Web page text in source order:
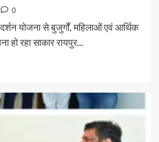
0
योजना से बुजुर्गों, महिलाओं एवं आर्थिक
हो रहा साकार रायपुर...